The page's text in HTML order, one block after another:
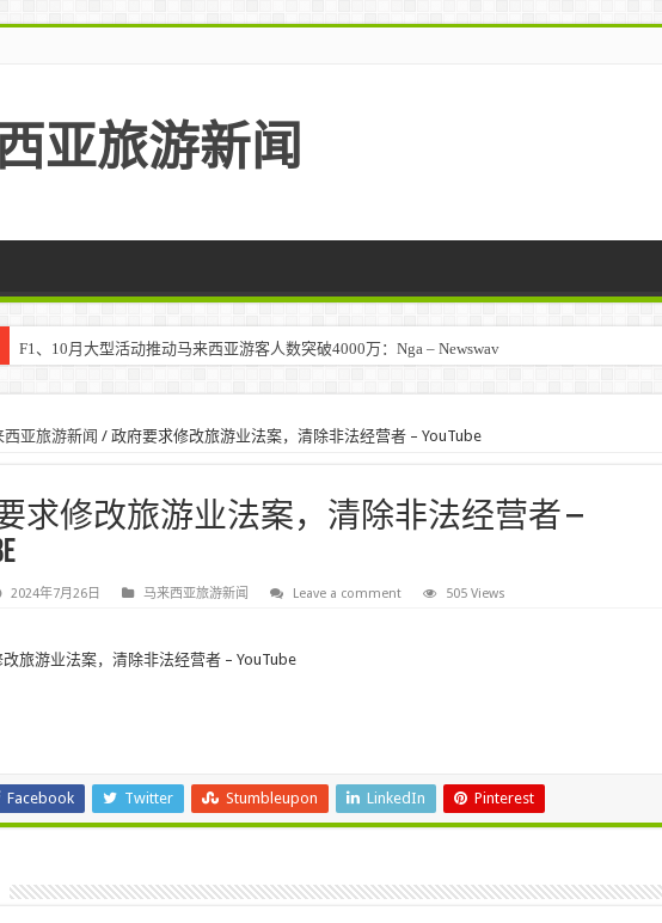
亚旅游新闻
F1、10月大型活动推动马来西亚游客人数突破4000万：Nga – Newswav
西亚旅游新闻 / 政府要求修改旅游业法案，清除非法经营者 – YouTube
求修改旅游业法案，清除非法经营者 –
2024年7月26日 马来西亚旅游新闻 Leave a comment 505 Views
旅游业法案，清除非法经营者 – YouTube
Facebook Twitter Stumbleupon LinkedIn Pinterest